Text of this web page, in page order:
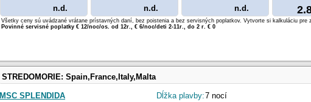
n.d.
n.d.
n.d.
Všetky ceny sú uvádzané vrátane prístavných daní, bez poistenia a bez servisných poplatkov. Vytvorte si kalkuláciu pre
Povinné servisné poplatky € 12/noc/os. od 12r., € 6/noc/deti 2-11r., do 2 r. € 0
STREDOMORIE: Spain,France,Italy,Malta
MSC SPLENDIDA
Dĺžka plavby:7 nocí